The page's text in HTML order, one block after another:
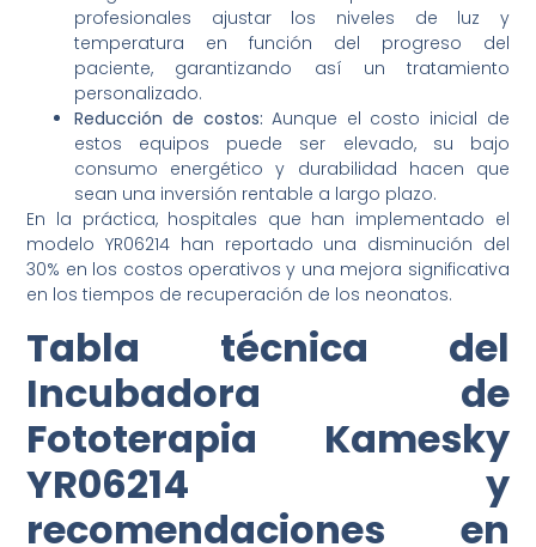
profesionales ajustar los niveles de luz y
temperatura en función del progreso del
paciente, garantizando así un tratamiento
personalizado.
Reducción de costos: Aunque el costo inicial de
estos equipos puede ser elevado, su bajo
consumo energético y durabilidad hacen que
sean una inversión rentable a largo plazo.
En la práctica, hospitales que han implementado el
modelo YR06214 han reportado una disminución del
30% en los costos operativos y una mejora significativa
en los tiempos de recuperación de los neonatos.
Tabla técnica del
Incubadora de
Fototerapia Kamesky
YR06214 y
recomendaciones en